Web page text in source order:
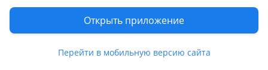
Открыть приложение
Перейти в мобильную версию сайта
Цвет
Растаможен в Казахстане
Да